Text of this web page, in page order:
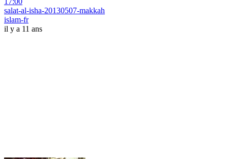
salat-al-isha-20130507-makkah
islam-fr
il y a 11 ans